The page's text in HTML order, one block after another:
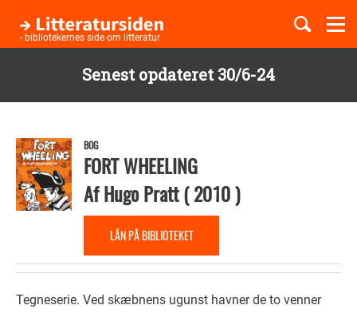
Senest opdateret 30/6-24
hovedindhold
- bibliotekernes side om litteratur
Børnebøger
Temaer
BOG
FORT WHEELING
AfHugo Pratt(2010)
LÅN PÅ BIBLIOTEKET
Tegneserie. Ved skæbnens ugunst havner de to venner